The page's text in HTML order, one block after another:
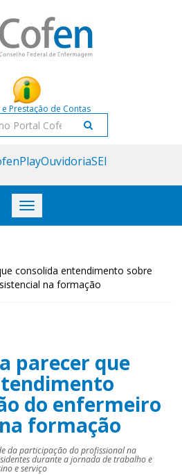
Prestação de Contas
OuvidoriaSEI
Toggle
navigation
consolida entendimento sobre
na formação
parecer que
do enfermeiro
formação
da participação do profissional na
durante a jornada de trabalho e
e serviço